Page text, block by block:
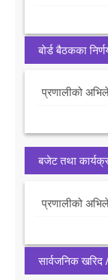
बोर्ड बैठकका
प्रणालीको
बजेट तथा
प्रणालीको
सार्वजनिक खरिद